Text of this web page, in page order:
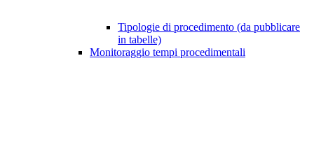
Tipologie di procedimento (da pubblicare
in tabelle)
Monitoraggio tempi procedimentali